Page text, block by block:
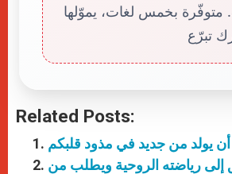
متوفّرة بخمس لغات، يموّلها
تبرّع
Related Posts:
أن يولد من جديد في مذود قلبكم
إلى رياضته الروحية ويطلب من